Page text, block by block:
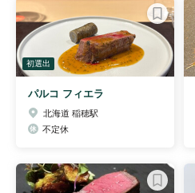
初選出
パルコ フィエラ
北海道 稲穂駅
不定休